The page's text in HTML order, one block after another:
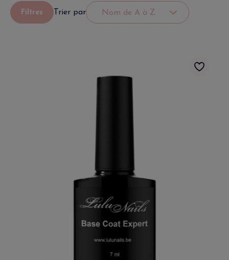
Filtres Trier par